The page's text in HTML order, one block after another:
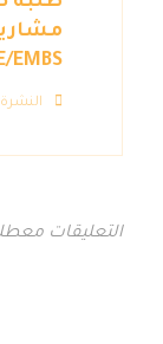
EMBS
النشرة
التعليقات